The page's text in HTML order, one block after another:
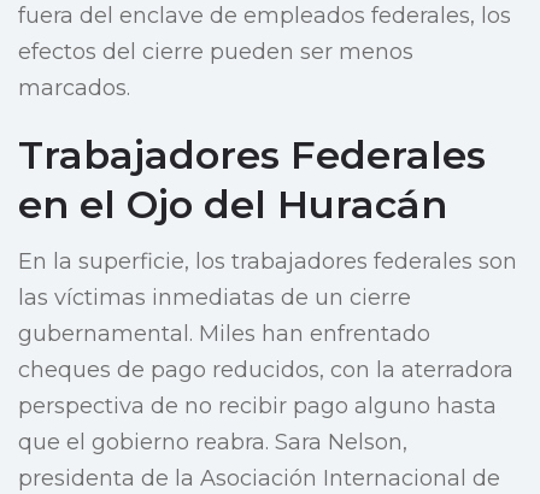
fuera del enclave de empleados federales, los
efectos del cierre pueden ser menos
marcados.
Trabajadores Federales
en el Ojo del Huracán
En la superficie, los trabajadores federales son
las víctimas inmediatas de un cierre
gubernamental. Miles han enfrentado
cheques de pago reducidos, con la aterradora
perspectiva de no recibir pago alguno hasta
que el gobierno reabra. Sara Nelson,
presidenta de la Asociación Internacional de